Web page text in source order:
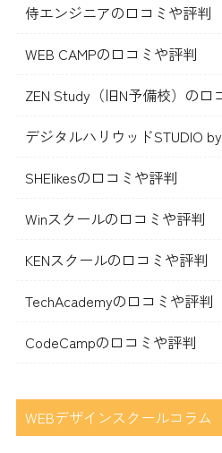
侍エンジニアの口コミや評判
WEB CAMPの口コミや評判
ZEN Study（旧N予備校）の口
デジタルハリウッドSTUDIO
SHElikesの口コミや評判
Winスクールの口コミや評判
KENスクールの口コミや評判
TechAcademyの口コミや評判
CodeCampの口コミや評判
WEBデザインスクールコラム